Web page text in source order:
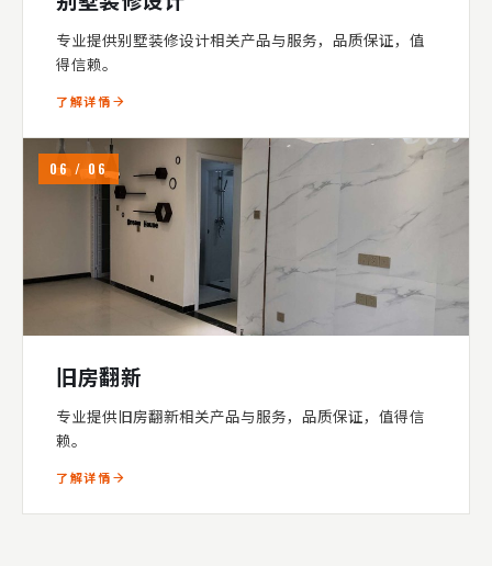
专业提供别墅装修设计相关产品与服务，品质保证，值
得信赖。
了解详情
06 / 06
旧房翻新
专业提供旧房翻新相关产品与服务，品质保证，值得信
赖。
了解详情